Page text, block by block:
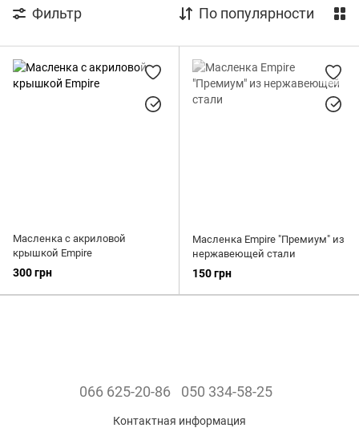
Фильтр По популярности
Масленка с акриловой
крышкой Empire
300 грн
Масленка Empire "Премиум" из
нержавеющей стали
150 грн
066 625-20-86 050 334-58-25
Контактная информация